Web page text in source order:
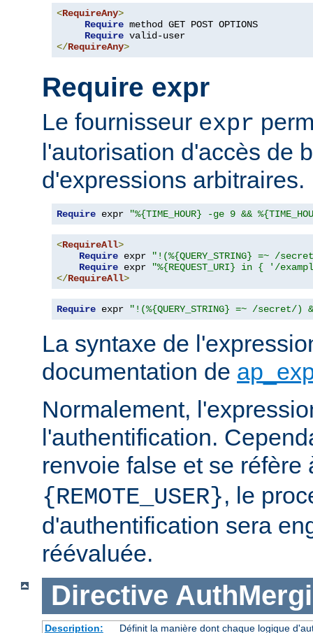
<RequireAny>
Require method GET POST OPTIONS
Require
</RequireAny>
Require expr
Le fournisseur expr
l'autorisation d'accès de
d'expressions arbitraires.
Require expr "%{TIME_HOUR} -ge 9 &&
<RequireAll>
Require expr
"!(%{QUERY_STRING} =~ /
Require expr
"%{REQUEST_URI} in { '/
</RequireAll>
Require expr "!(%{QUERY_STRING} =~ /
La syntaxe de
documentation de
Normalement,
l'authentification.
renvoie false et se
{REMOTE_USER}, le
d'authentification sera
réévaluée.
Directive
Description: Définit la manière dont chaque logique